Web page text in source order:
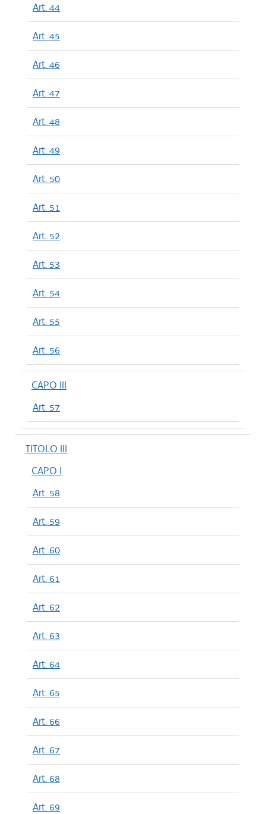
Art. 44
Art. 45
Art. 46
Art. 47
Art. 48
Art. 49
Art. 50
Art. 51
Art. 52
Art. 53
Art. 54
Art. 55
Art. 56
CAPO III
Art. 57
TITOLO III
CAPO I
Art. 58
Art. 59
Art. 60
Art. 61
Art. 62
Art. 63
Art. 64
Art. 65
Art. 66
Art. 67
Art. 68
Art. 69